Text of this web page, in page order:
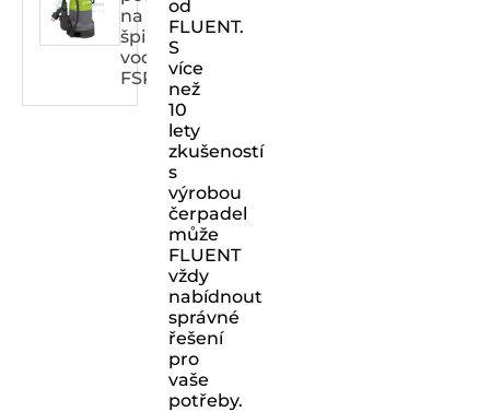
na
špinavou
vodu
FSPXXX32DW
od
FLUENT.
S
více
než
10
lety
zkušeností
s
výrobou
čerpadel
může
FLUENT
vždy
nabídnout
správné
řešení
pro
vaše
potřeby.